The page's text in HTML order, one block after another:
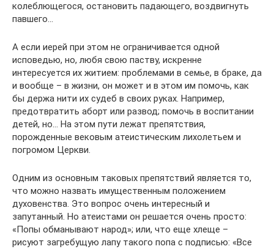
колеблющегося, остановить падающего, воздвигнуть
павшего…
А если иерей при этом не ограничивается одной
исповедью, но, любя свою паству, искренне
интересуется их житием: проблемами в семье, в браке, да
и вообще – в жизни, он может и в этом им помочь, как
бы держа нити их судеб в своих руках. Например,
предотвратить аборт или развод; помочь в воспитании
детей, но… На этом пути лежат препятствия,
порожденные вековым атеистическим лихолетьем и
погромом Церкви.
Одним из основным таковых препятствий является то,
что можно назвать имущественным положением
духовенства. Это вопрос очень интересный и
запутанный. Но атеистами он решается очень просто:
«Попы обманывают народ»; или, что еще хлеще –
рисуют загребущую лапу такого попа с подписью: «Все